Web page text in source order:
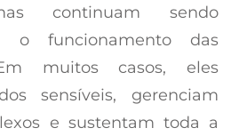
continuam sendo
o funcionamento das
muitos casos, eles
sensíveis, gerenciam
e sustentam toda a